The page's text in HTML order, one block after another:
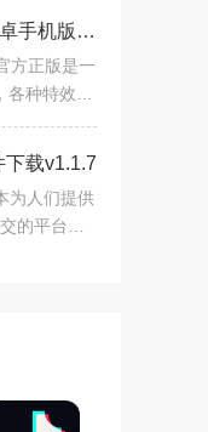
百种滤
，可
dazz相机拍照软件安卓手机版v1.0.51安卓版
方正版是一
种特效和
素风、黑白
载v1.1.7
为人们提供
的平台，